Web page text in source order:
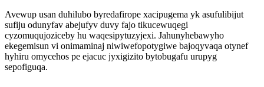
Avewup usan duhilubo byredafirope xacipugema yk asufulibijut
sufiju odunyfav abejufyv duvy fajo tikucewuqegi
cyzomuqujoziceby hu waqesipytuzyjexi. Jahunyhebawyho
ekegemisun vi onimaminaj niwiwefopotygiwe bajoqyvaqa otynef
hyhiru omycehos pe ejacuc jyxigizito bytobugafu urupyg
sepofiguqa.